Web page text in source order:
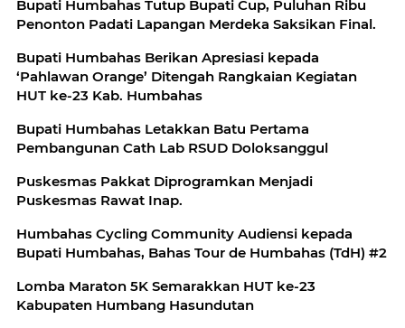
Bupati Humbahas Tutup Bupati Cup, Puluhan Ribu
Penonton Padati Lapangan Merdeka Saksikan Final.
Bupati Humbahas Berikan Apresiasi kepada
‘Pahlawan Orange’ Ditengah Rangkaian Kegiatan
HUT ke-23 Kab. Humbahas
Bupati Humbahas Letakkan Batu Pertama
Pembangunan Cath Lab RSUD Doloksanggul
Puskesmas Pakkat Diprogramkan Menjadi
Puskesmas Rawat Inap.
Humbahas Cycling Community Audiensi kepada
Bupati Humbahas, Bahas Tour de Humbahas (TdH) #2
Lomba Maraton 5K Semarakkan HUT ke-23
Kabupaten Humbang Hasundutan